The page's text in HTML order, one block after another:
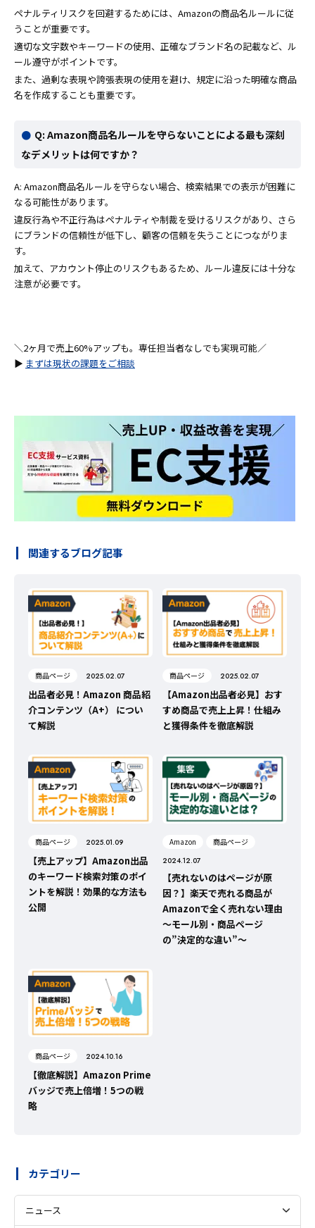
ペナルティリスクを回避するためには、Amazonの商品名ルールに従
うことが重要です。
適切な文字数やキーワードの使用、正確なブランド名の記載など、ル
ール遵守がポイントです。
また、過剰な表現や誇張表現の使用を避け、規定に沿った明確な商品
名を作成することも重要です。
Q: Amazon商品名ルールを守らないことによる最も深刻
なデメリットは何ですか？
A: Amazon商品名ルールを守らない場合、検索結果での表示が困難に
なる可能性があります。
違反行為や不正行為はペナルティや制裁を受けるリスクがあり、さら
にブランドの信頼性が低下し、顧客の信頼を失うことにつながりま
す。
加えて、アカウント停止のリスクもあるため、ルール違反には十分な
注意が必要です。
＼2ヶ月で売上60%アップも。専任担当者なしでも実現可能／
▶ まずは現状の課題をご相談
関連するブログ記事
商品ページ 2025.02.07
出品者必見！Amazon 商品紹
介コンテンツ（A+） につい
て解説
商品ページ 2025.02.07
【Amazon出品者必見】おす
すめ商品で売上上昇！仕組み
と獲得条件を徹底解説
商品ページ 2025.01.09
【売上アップ】Amazon出品
のキーワード検索対策のポイ
ントを解説！効果的な方法も
公開
Amazon
商品ページ
2024.12.07
【売れないのはページが原
因？】楽天で売れる商品が
Amazonで全く売れない理由
～モール別・商品ページ
の”決定的な違い”～
商品ページ 2024.10.16
【徹底解説】Amazon Prime
バッジで売上倍増！5つの戦
略
カテゴリー
ニュース